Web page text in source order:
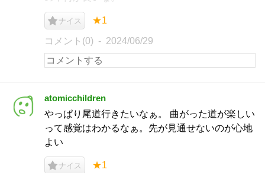
ナイス ★1
コメント(0) 2024/06/29
atomicchildren
やっぱり尾道行きたいなぁ。 曲がった道が楽しい
って感覚はわかるなぁ。先が見通せないのが心地
よい
ナイス ★1